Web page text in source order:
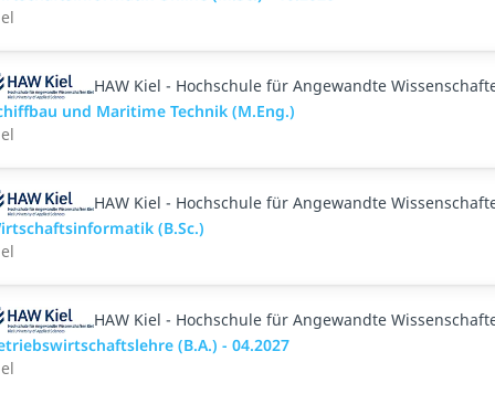
HAW Kiel - Hochschule für Angewandte
und Maritime Technik (M.Eng.)
HAW Kiel - Hochschule für Angewandte
(B.Sc.)
HAW Kiel - Hochschule für Angewandte
(B.A.) - 04.2027